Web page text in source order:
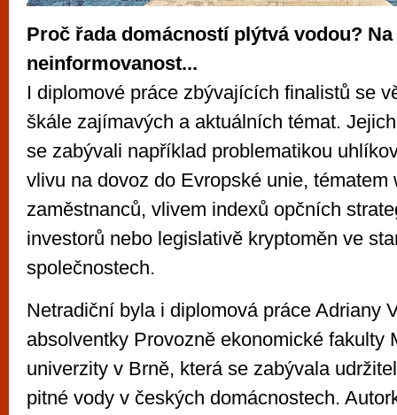
Proč řada domácností plýtvá vodou?
neinformovanost...
I diplomové práce zbývajících finalistů se
škále zajímavých a aktuálních témat.
se zabývali například problematikou
vlivu na dovoz do Evropské unie, tématem
zaměstnanců, vlivem indexů opčních
investorů nebo legislativě kryptoměn ve
společnostech.
Netradiční byla i diplomová práce Adriany
absolventky Provozně ekonomické fakulty
univerzity v Brně, která se zabývala
pitné vody v českých domácnostech.